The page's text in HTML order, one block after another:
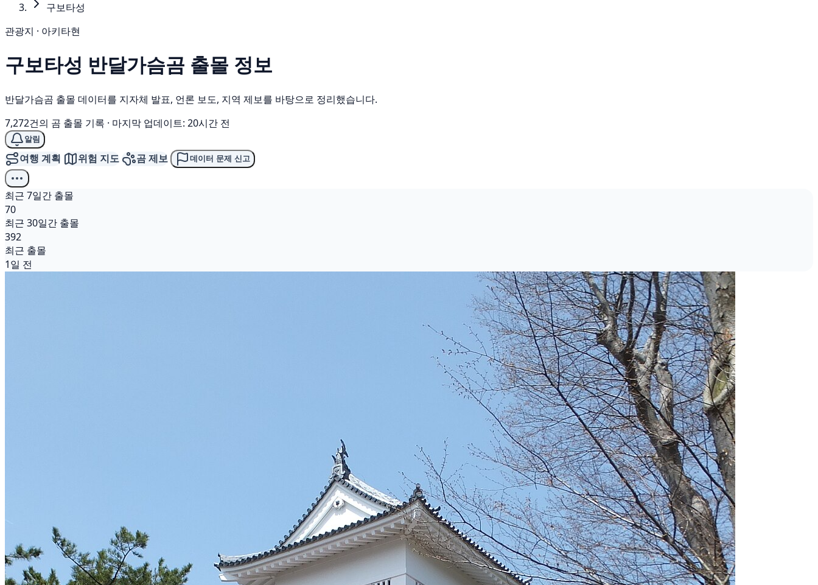
구보타성
관광지 · 아키타현
구보타성 반달가슴곰 출몰 정보
반달가슴곰 출몰 데이터를 지자체 발표, 언론 보도, 지역 제보를 바탕으로 정리했습니다.
7,272건의 곰 출몰 기록 · 마지막 업데이트: 20시간 전
알림
여행 계획 위험 지도 곰 제보 데이터 문제 신고
최근 7일간 출몰
70
최근 30일간 출몰
392
최근 출몰
1일 전